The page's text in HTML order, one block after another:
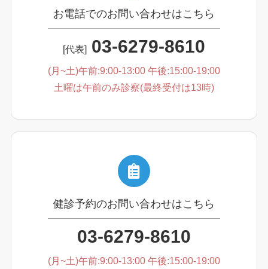
お電話でのお問い合わせはこちら
[代表] 03-6279-8610
(月~土)午前:9:00-13:00 午後:15:00-19:00
土曜は午前のみ診察(最終受付は13時)
健診予約のお問い合わせはこちら
03-6279-8610
(月~土)午前:9:00-13:00 午後:15:00-19:00